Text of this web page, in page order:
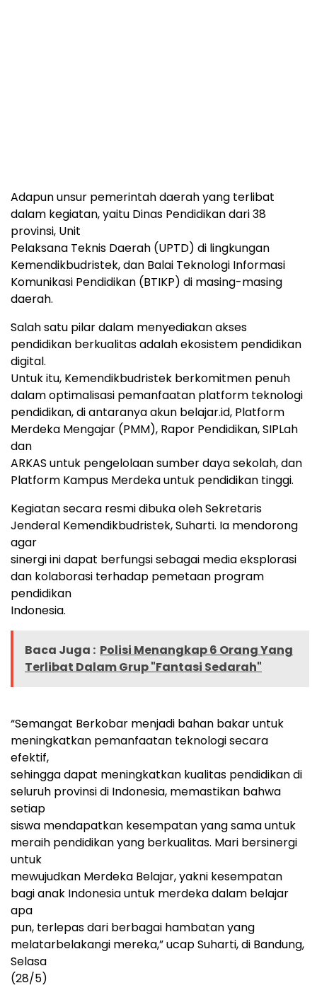
Adapun unsur pemerintah daerah yang terlibat
dalam kegiatan, yaitu Dinas Pendidikan dari 38
provinsi, Unit
Pelaksana Teknis Daerah (UPTD) di lingkungan
Kemendikbudristek, dan Balai Teknologi Informasi
Komunikasi Pendidikan (BTIKP) di masing-masing
daerah.
Salah satu pilar dalam menyediakan akses
pendidikan berkualitas adalah ekosistem pendidikan
digital.
Untuk itu, Kemendikbudristek berkomitmen penuh
dalam optimalisasi pemanfaatan platform teknologi
pendidikan, di antaranya akun belajar.id, Platform
Merdeka Mengajar (PMM), Rapor Pendidikan, SIPLah
dan
ARKAS untuk pengelolaan sumber daya sekolah, dan
Platform Kampus Merdeka untuk pendidikan tinggi.
Kegiatan secara resmi dibuka oleh Sekretaris
Jenderal Kemendikbudristek, Suharti. Ia mendorong
agar
sinergi ini dapat berfungsi sebagai media eksplorasi
dan kolaborasi terhadap pemetaan program
pendidikan
Indonesia.
Baca Juga : Polisi Menangkap 6 Orang Yang
Terlibat Dalam Grup "Fantasi Sedarah"
“Semangat Berkobar menjadi bahan bakar untuk
meningkatkan pemanfaatan teknologi secara
efektif,
sehingga dapat meningkatkan kualitas pendidikan di
seluruh provinsi di Indonesia, memastikan bahwa
setiap
siswa mendapatkan kesempatan yang sama untuk
meraih pendidikan yang berkualitas. Mari bersinergi
untuk
mewujudkan Merdeka Belajar, yakni kesempatan
bagi anak Indonesia untuk merdeka dalam belajar
apa
pun, terlepas dari berbagai hambatan yang
melatarbelakangi mereka,” ucap Suharti, di Bandung,
Selasa
(28/5)